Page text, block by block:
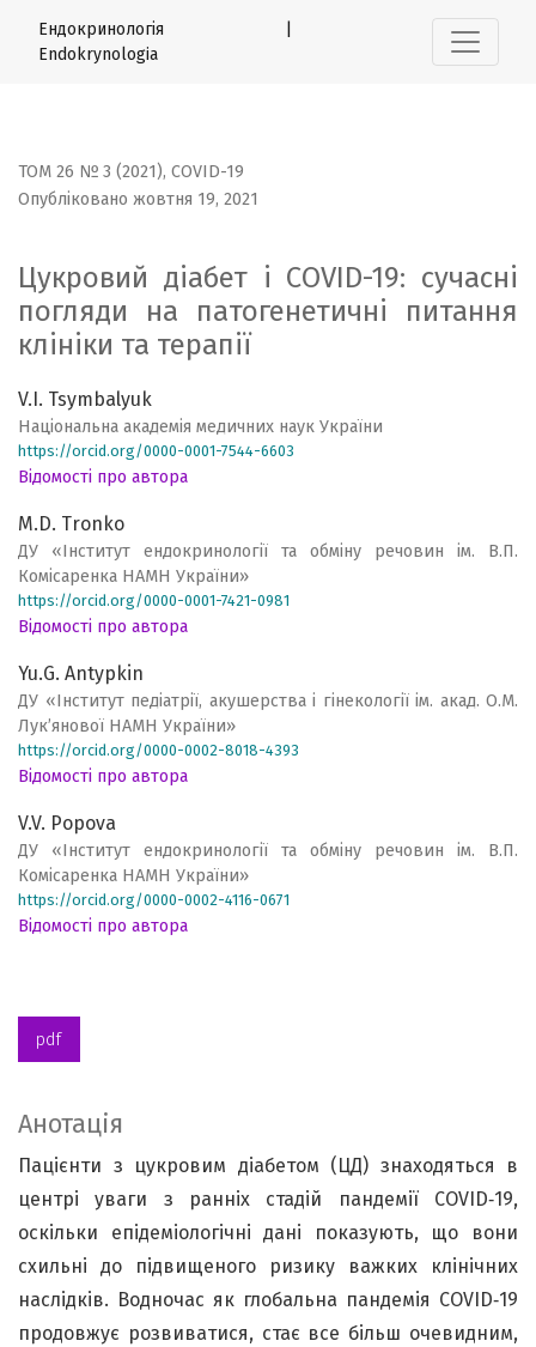
Цукровий діабет і COVID-19: сучасні погляди на
Ендокринологія |
Endokrynologia
ТОМ 26 № 3 (2021), COVID-19
Цукровий діабет і COVID-19: сучасні
погляди на патогенетичні питання
клініки та терапії
Опубліковано жовтня 19, 2021
V.I. Tsymbalyuk
Національна академія медичних наук України
https://orcid.org/0000-0001-7544-6603
Відомості про автора
M.D. Tronko
ДУ «Інститут ендокринології та обміну речовин ім. В.П.
Комісаренка НАМН України»
https://orcid.org/0000-0001-7421-0981
Відомості про автора
Yu.G. Antypkin
ДУ «Інститут педіатрії, акушерства і гінекології ім. акад. О.М.
Лук’янової НАМН України»
https://orcid.org/0000-0002-8018-4393
Відомості про автора
V.V. Popova
ДУ «Інститут ендокринології та обміну речовин ім. В.П.
Комісаренка НАМН України»
https://orcid.org/0000-0002-4116-0671
Відомості про автора
pdf
Анотація
Пацієнти з цукровим діабетом (ЦД) знаходяться в
центрі уваги з ранніх стадій пандемії COVID‑19,
оскільки епідеміологічні дані показують, що вони
схильні до підвищеного ризику важких клінічних
наслідків. Водночас як глобальна пандемія COVID‑19
продовжує розвиватися, стає все більш очевидним,